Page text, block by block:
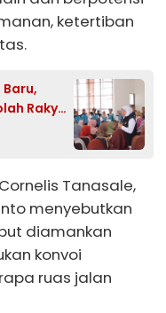
ketertiban
Rakyat
Tanasale,
menyebutkan
diamankan
konvoi
ruas jalan